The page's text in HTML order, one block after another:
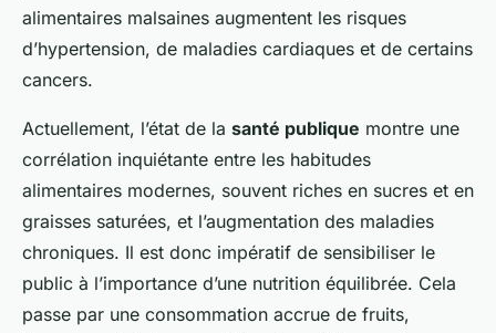
alimentaires malsaines augmentent les risques
d’hypertension, de maladies cardiaques et de certains
cancers.
Actuellement, l’état de la santé publique montre une
corrélation inquiétante entre les habitudes
alimentaires modernes, souvent riches en sucres et en
graisses saturées, et l’augmentation des maladies
chroniques. Il est donc impératif de sensibiliser le
public à l’importance d’une nutrition équilibrée. Cela
passe par une consommation accrue de fruits,